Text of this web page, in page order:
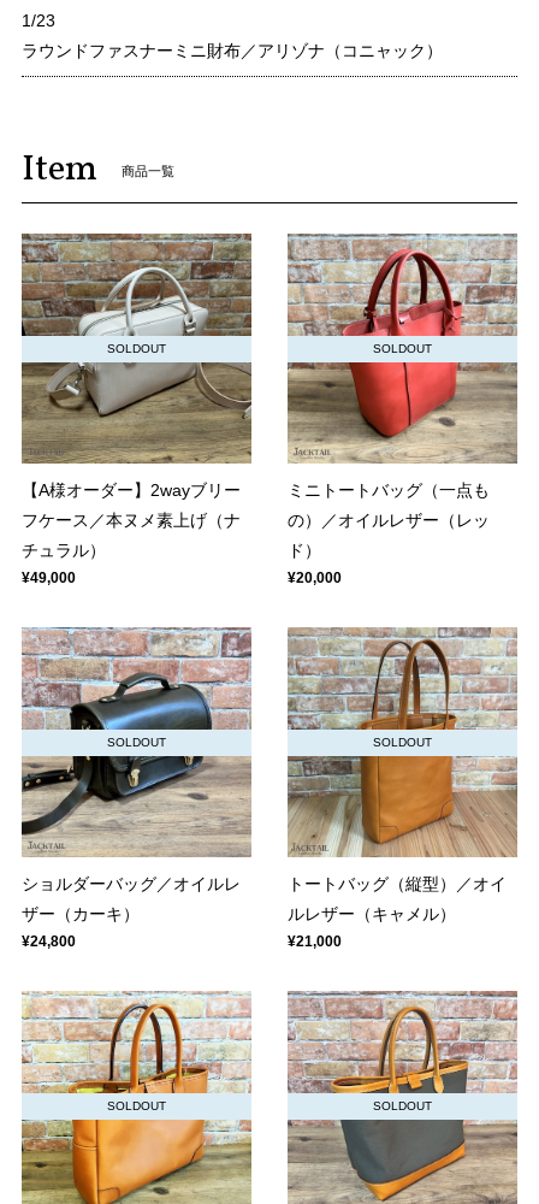
1/23
ラウンドファスナーミニ財布／アリゾナ（コニャック）
Item 商品一覧
SOLDOUT
【A様オーダー】2wayブリー
フケース／本ヌメ素上げ（ナ
チュラル）
¥49,000
SOLDOUT
ミニトートバッグ（一点も
の）／オイルレザー（レッ
ド）
¥20,000
SOLDOUT
ショルダーバッグ／オイルレ
ザー（カーキ）
¥24,800
SOLDOUT
トートバッグ（縦型）／オイ
ルレザー（キャメル）
¥21,000
SOLDOUT SOLDOUT